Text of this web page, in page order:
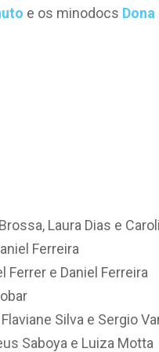
e os minodocs Dona
Laura Dias e
Ferreira
Ferrer e Daniel Ferreira
Silva e Sergio
Saboya e Luiza Motta